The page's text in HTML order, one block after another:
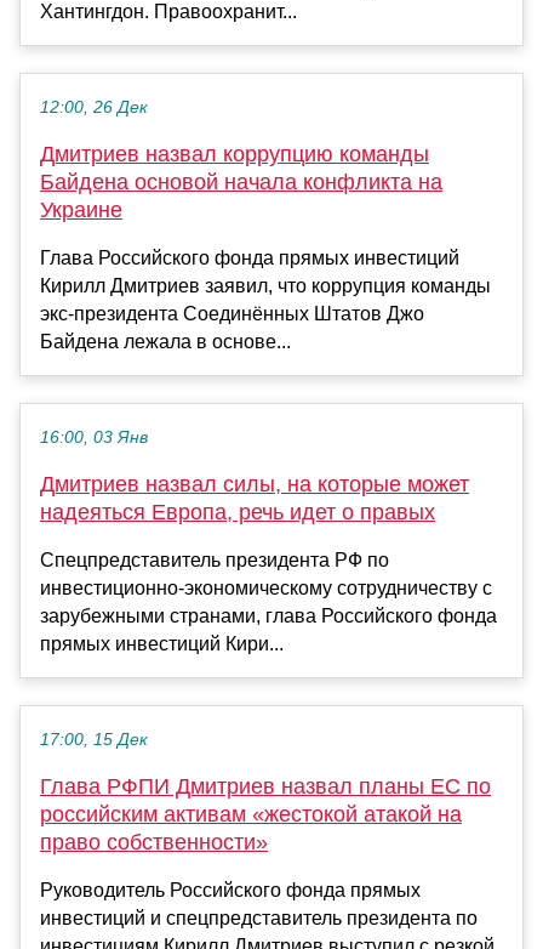
Хантингдон. Правоохранит...
12:00, 26 Дек
Дмитриев назвал коррупцию команды
Байдена основой начала конфликта на
Украине
Глава Российского фонда прямых инвестиций
Кирилл Дмитриев заявил, что коррупция команды
экс-президента Соединённых Штатов Джо
Байдена лежала в основе...
16:00, 03 Янв
Дмитриев назвал силы, на которые может
надеяться Европа, речь идет о правых
Спецпредставитель президента РФ по
инвестиционно-экономическому сотрудничеству с
зарубежными странами, глава Российского фонда
прямых инвестиций Кири...
17:00, 15 Дек
Глава РФПИ Дмитриев назвал планы ЕС по
российским активам «жестокой атакой на
право собственности»
Руководитель Российского фонда прямых
инвестиций и спецпредставитель президента по